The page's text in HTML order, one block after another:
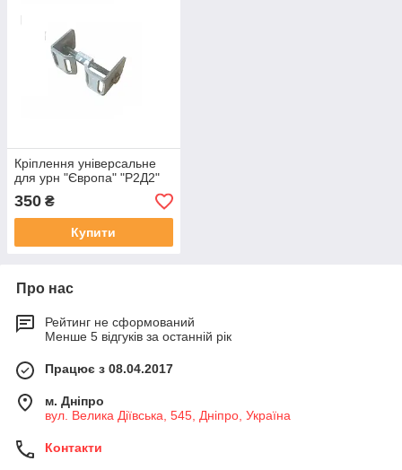
Кріплення універсальне
для урн "Європа" "Р2Д2"
350 ₴
Купити
Про нас
Рейтинг не сформований
Менше 5 відгуків за останній рік
Працює з 08.04.2017
м. Дніпро
вул. Велика Діївська, 545, Дніпро, Україна
Контакти